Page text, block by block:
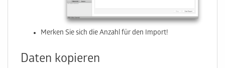
Merken Sie sich die Anzahl für den Import!
Daten kopieren